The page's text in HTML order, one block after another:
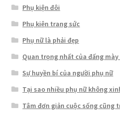
Phụ kiện đôi
Phụ kiện trang sức
Phụ nữ là phải đẹp
Quan trọng nhất của đấng
Sự huyền bí của người phụ nữ
Tại sao nhiều phụ nữ không
Tâm đơn giản cuộc sống cũng